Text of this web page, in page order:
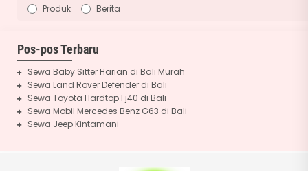
Produk Berita
Pos-pos Terbaru
Sewa Baby Sitter Harian di Bali Murah
Sewa Land Rover Defender di Bali
Sewa Toyota Hardtop Fj40 di Bali
Sewa Mobil Mercedes Benz G63 di Bali
Sewa Jeep Kintamani